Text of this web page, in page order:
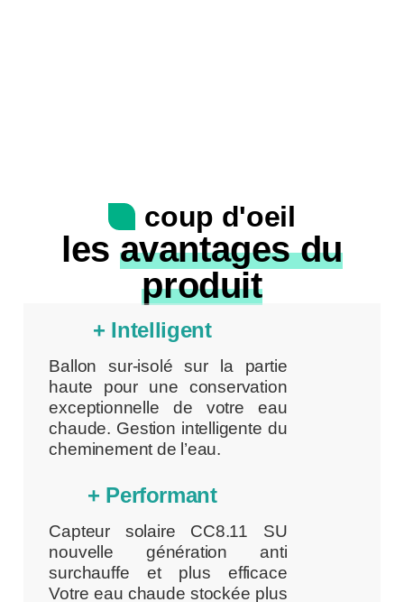
coup d'oeil
les avantages du
produit
+ Intelligent
Ballon sur-isolé sur la partie
haute pour une conservation
exceptionnelle de votre eau
chaude. Gestion intelligente du
cheminement de l’eau.
+ Performant
Capteur solaire CC8.11 SU
nouvelle génération anti
surchauffe et plus efficace
Votre eau chaude stockée plus